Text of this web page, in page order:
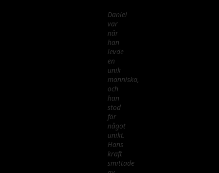
Daniel
var
när
han
levde
en
unik
människa,
och
han
stod
för
något
unikt.
Hans
kraft
smittade